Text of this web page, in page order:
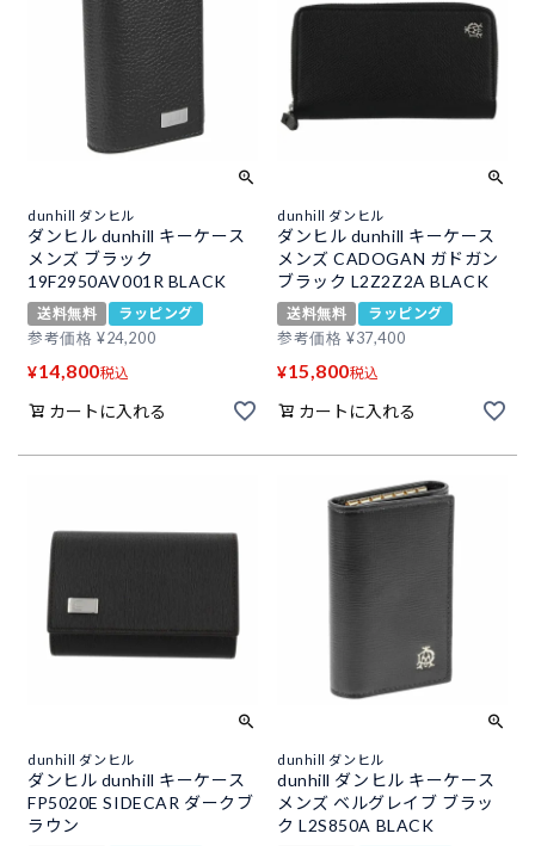
dunhill ダンヒル
ダンヒル dunhill キーケース
メンズ ブラック
19F2950AV001R BLACK
送料無料
ラッピング
参考価格 ¥24,200
¥14,800税込
カートに入れる
dunhill ダンヒル
ダンヒル dunhill キーケース
メンズ CADOGAN ガドガン
ブラック L2Z2Z2A BLACK
送料無料
ラッピング
参考価格 ¥37,400
¥15,800税込
カートに入れる
dunhill ダンヒル
ダンヒル dunhill キーケース
FP5020E SIDECAR ダークブ
ラウン
dunhill ダンヒル
dunhill ダンヒル キーケース
メンズ ベルグレイブ ブラッ
ク L2S850A BLACK